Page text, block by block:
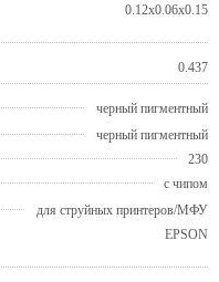
0.12x0.06x0.15
0.437
черный пигментный
черный пигментный
230
с чипом
для струйных принтеров/МФУ
EPSON